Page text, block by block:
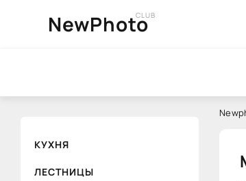
NewPhoto
CLUB
КУХНЯ
ЛЕСТНИЦЫ